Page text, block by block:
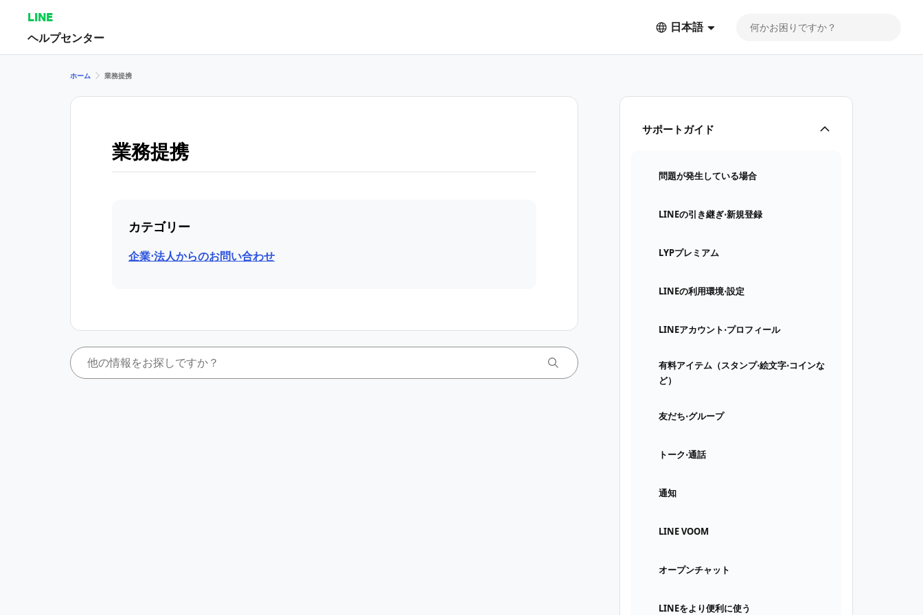
LINE
ヘルプセンター
日本語
サポートガイド
問題が発生している場合
LINEの引き継ぎ⋅新規登録
LYPプレミアム
LINEの利用環境⋅設定
LINEアカウント⋅プロフィール
有料アイテム（スタンプ⋅絵文字⋅コインな
ど）
友だち⋅グループ
トーク⋅通話
通知
LINE VOOM
オープンチャット
LINEをより便利に使う
ホーム 業務提携
業務提携
カテゴリー
企業⋅法人からのお問い合わせ